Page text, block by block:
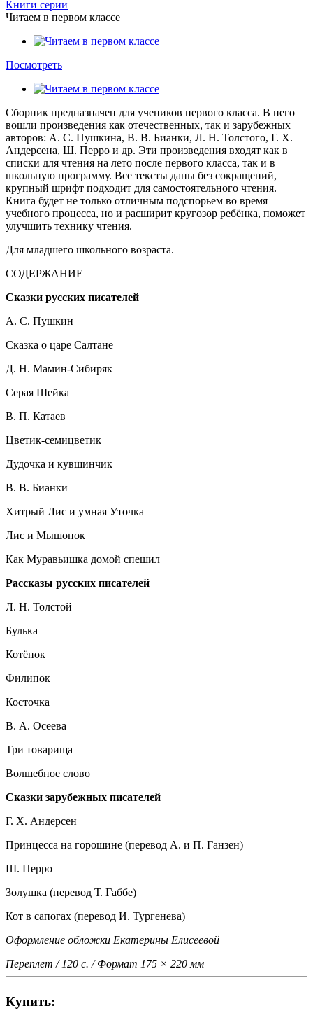
Книги серии
Читаем в первом классе
Посмотреть
Сборник предназначен для учеников первого класса. В него
вошли произведения как отечественных, так и зарубежных
авторов: А. С. Пушкина, В. В. Бианки, Л. Н. Толстого, Г. Х.
Андерсена, Ш. Перро и др. Эти произведения входят как в
списки для чтения на лето после первого класса, так и в
школьную программу. Все тексты даны без сокращений,
крупный шрифт подходит для самостоятельного чтения.
Книга будет не только отличным подспорьем во время
учебного процесса, но и расширит кругозор ребёнка, поможет
улучшить технику чтения.
Для младшего школьного возраста.
СОДЕРЖАНИЕ
Сказки русских писателей
А. С. Пушкин
Сказка о царе Салтане
Д. Н. Мамин-Сибиряк
Серая Шейка
В. П. Катаев
Цветик-семицветик
Дудочка и кувшинчик
В. В. Бианки
Хитрый Лис и умная Уточка
Лис и Мышонок
Как Муравьишка домой спешил
Рассказы русских писателей
Л. Н. Толстой
Булька
Котёнок
Филипок
Косточка
В. А. Осеева
Три товарища
Волшебное слово
Сказки зарубежных писателей
Г. Х. Андерсен
Принцесса на горошине (перевод А. и П. Ганзен)
Ш. Перро
Золушка (перевод Т. Габбе)
Кот в сапогах (перевод И. Тургенева)
Оформление обложки Екатерины Елисеевой
Переплет / 120 с. / Формат 175 × 220 мм
Купить: